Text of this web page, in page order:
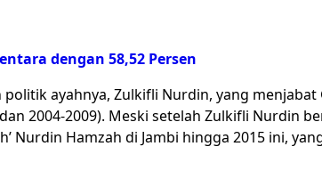
dengan 58,52 Persen
ayahnya, Zulkifli Nurdin, yang menjabat
2004-2009). Meski setelah Zulkifli Nurdin
Nurdin Hamzah di Jambi hingga 2015 ini,